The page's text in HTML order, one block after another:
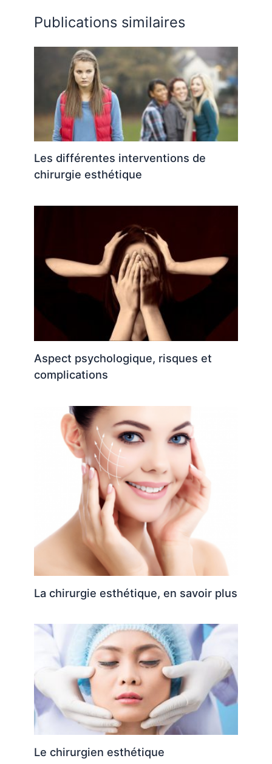
Publications similaires
Les différentes interventions de
chirurgie esthétique
Aspect psychologique, risques et
complications
La chirurgie esthétique, en savoir plus
Le chirurgien esthétique